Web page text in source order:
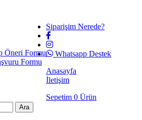
Öneri Formu
Formu
Siparişim Nerede?
Whatsapp Destek
Anasayfa
İletişim
Sepetim 0 Ürün